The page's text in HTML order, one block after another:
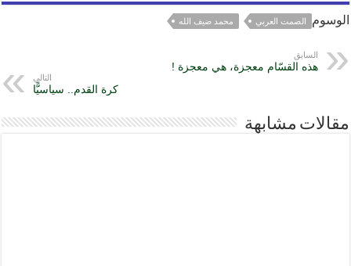
الوسوم الصمت العربي محمد ضيف الله
السابق
هذه القسّام معجزة، هي معجزة !
التالي
كرة القدم.. سياسيًّا
مقالات مشابهة